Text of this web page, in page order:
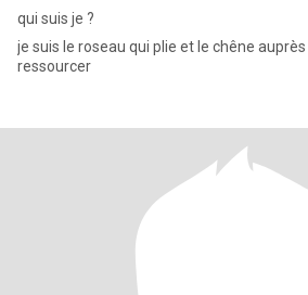
qui suis je ?
je suis le roseau qui plie et le chêne
ressourcer